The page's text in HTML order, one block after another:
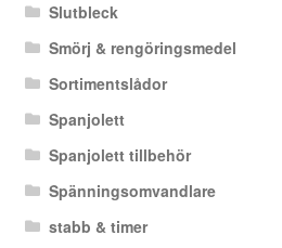
Slutbleck
Smörj & rengöringsmedel
Sortimentslådor
Spanjolett
Spanjolett tillbehör
Spänningsomvandlare
stabb & timer